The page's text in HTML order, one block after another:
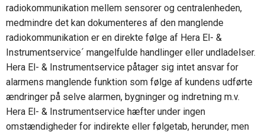
radiokommunikation mellem sensorer og centralenheden,
medmindre det kan dokumenteres af den manglende
radiokommunikation er en direkte følge af Hera El- &
Instrumentservice´ mangelfulde handlinger eller undladelser.
Hera El- & Instrumentservice påtager sig intet ansvar for
alarmens manglende funktion som følge af kundens udførte
ændringer på selve alarmen, bygninger og indretning m.v.
Hera El- & Instrumentservice hæfter under ingen
omstændigheder for indirekte eller følgetab, herunder, men